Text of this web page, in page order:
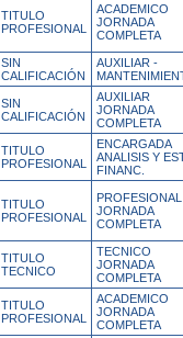
TITULO
PROFESIONAL
ACADEMICO
JORNADA
COMPLETA
SIN
CALIFICACIÓN
AUXILIAR -
SIN
CALIFICACIÓN
AUXILIAR
JORNADA
COMPLETA
TITULO
PROFESIONAL
ENCARGADA
ANALISIS Y
FINANC.
TITULO
PROFESIONAL
PROFESIONAL
JORNADA
COMPLETA
TITULO
TECNICO
TECNICO
JORNADA
COMPLETA
TITULO
PROFESIONAL
ACADEMICO
JORNADA
COMPLETA